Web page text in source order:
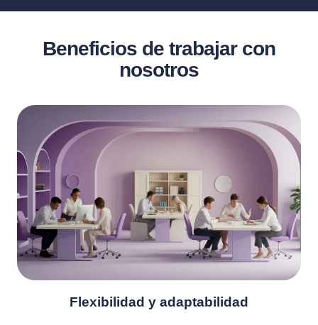
Beneficios de trabajar con
nosotros
Flexibilidad y adaptabilidad